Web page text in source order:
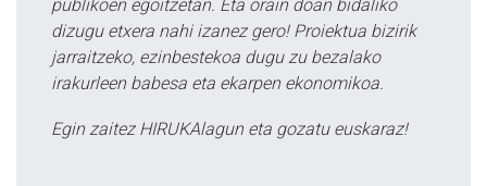
publikoen egoitzetan. Eta orain doan bidaliko
dizugu etxera nahi izanez gero! Proiektua bizirik
jarraitzeko, ezinbestekoa dugu zu bezalako
irakurleen babesa eta ekarpen ekonomikoa.
Egin zaitez HIRUKAlagun eta gozatu euskaraz!